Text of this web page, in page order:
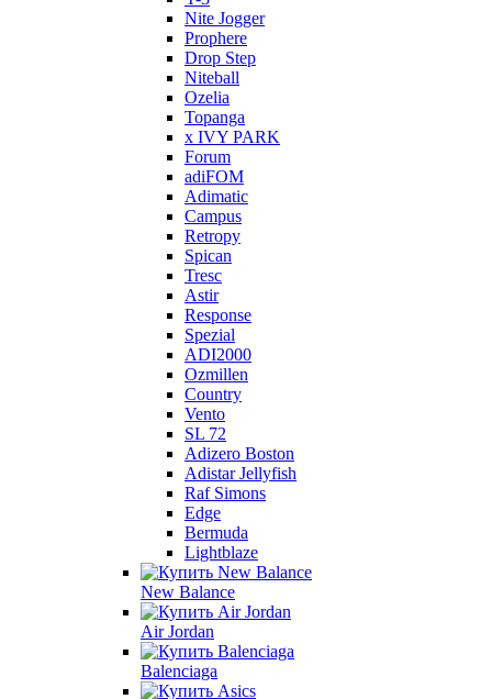
Nite Jogger
Prophere
Drop Step
Niteball
Ozelia
Topanga
x IVY PARK
Forum
adiFOM
Adimatic
Campus
Retropy
Spican
Tresc
Astir
Response
Spezial
ADI2000
Ozmillen
Country
Vento
SL 72
Adizero Boston
Adistar Jellyfish
Raf Simons
Edge
Bermuda
Lightblaze
New Balance
Air Jordan
Balenciaga